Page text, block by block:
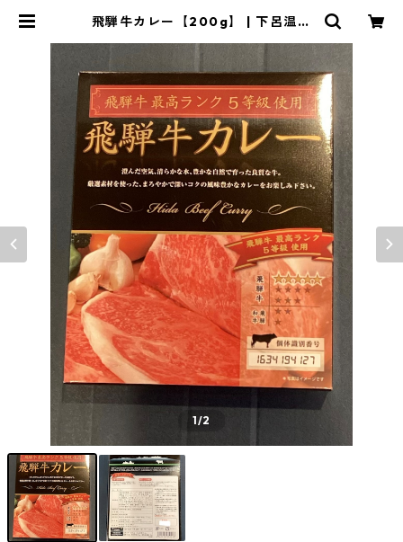
飛騨牛カレー【200g】 | 下呂温泉
1/2